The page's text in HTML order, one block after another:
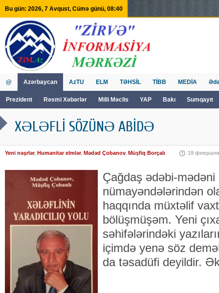
Bu gün: 2026, 7 Avqust, Cümə günü, 08:40
@ Azərbaycan
Prezident Rəsmi Xəbərlər Milli Məclis YAP Bakı Sumqayıt
AzTU ELM TƏHSİL TİBB MEDİA
XƏLƏFLİ SÖZÜNƏ ABİDƏ
Yeni nəşrlər, Humanitar elmlər, Mədəd Çobanov, Müşfiq Borçalı 19 февраля
Çağdaş ədəbi-
nümayəndələrindən
haqqında müxtəlif
bölüşmüşəm. Yeni
səhifələrindəki
içimdə yenə söz
da təsadüfi deyildir.